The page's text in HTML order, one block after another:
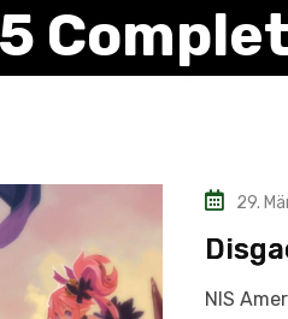
29.
NIS